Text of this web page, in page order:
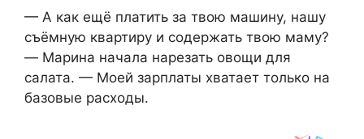
— А как ещё платить за твою машину, нашу
съёмную квартиру и содержать твою маму?
— Марина начала нарезать овощи для
салата. — Моей зарплаты хватает только на
базовые расходы.